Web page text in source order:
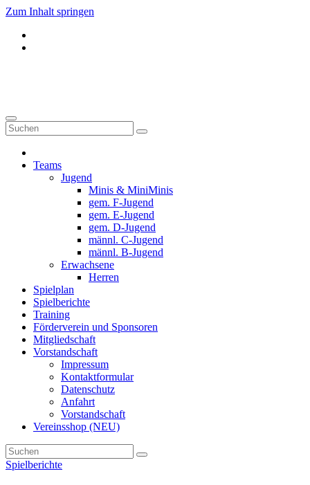
Zum Inhalt springen
Teams
Jugend
Minis & MiniMinis
gem. F-Jugend
gem. E-Jugend
gem. D-Jugend
männl. C-Jugend
männl. B-Jugend
Erwachsene
Herren
Spielplan
Spielberichte
Training
Förderverein und Sponsoren
Mitgliedschaft
Vorstandschaft
Impressum
Kontaktformular
Datenschutz
Anfahrt
Vorstandschaft
Vereinsshop (NEU)
Spielberichte